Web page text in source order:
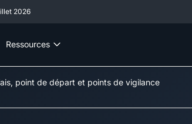
2026
Ressources
point de départ et points de vigilance